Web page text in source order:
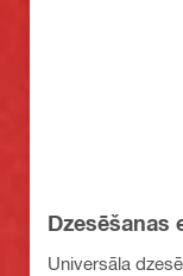
Dzesēšanas
Universāla